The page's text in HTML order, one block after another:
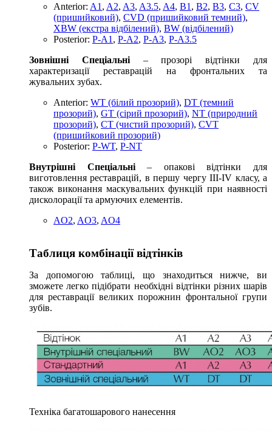
Anterior: A1 , A2, A3, A3.5, A4, B1 , B2, B3, C3, CV
(пришийковий), CVD (пришийковий темний),
XBW (екстра відбілений), BW (відбілений)
Posterior: P-A1 , P-A2, P-A3, P-A3.5
Зовнішні Спеціальні– прозорі відтінки для
характеризації реставрацій на фронтальних та
жувальних зубах.
Anterior: WT (білий прозорий), DT (темний
прозорий), GT (сірий прозорий), NT (природний
прозорий), CT (чистий прозорий), CVT
(пришийковий прозорий)
Posterior: P-WT, P-NT
Внутрішні Спеціальні– опакові відтінки для
виготовлення реставрацій, в першу чергу III-IV класу, а
також виконання маскувальних функцій при наявності
дисколорації та армуючих елементів.
AO2, AO3, AO4
Таблиця комбінації відтінків
За допомогою таблиці, що знаходиться нижче, ви
зможете легко підібрати необхідні відтінки різних шарів
для реставрації великих порожнин фронтальної групи
зубів.
Техніка багатошарового нанесення